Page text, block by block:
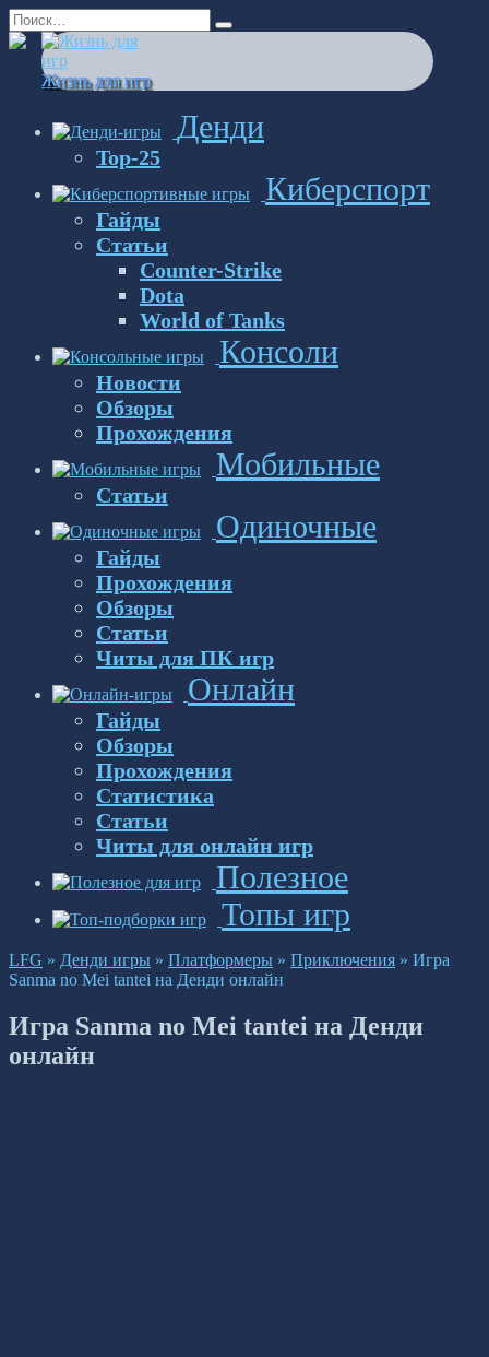
Перейти
к
содержанию
Search
for:
Жизнь для игр
Денди
Top-25
Киберспорт
Гайды
Статьи
Counter-Strike
Dota
World of Tanks
Консоли
Новости
Обзоры
Прохождения
Мобильные
Статьи
Одиночные
Гайды
Прохождения
Обзоры
Статьи
Читы для ПК игр
Онлайн
Гайды
Обзоры
Прохождения
Статистика
Статьи
Читы для онлайн игр
Полезное
Топы игр
LFG » Денди игры » Платформеры » Приключения » Игра
Sanma no Mei tantei на Денди онлайн
Игра Sanma no Mei tantei на Денди
онлайн